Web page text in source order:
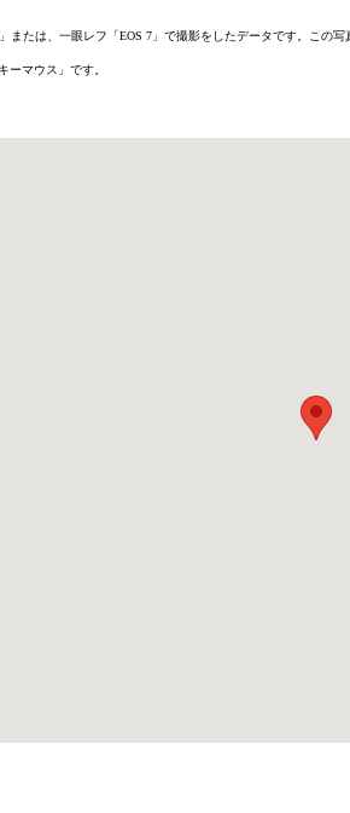
または、一眼レフ「EOS 7」で撮影をしたデータです。こ
ーマウス」です。